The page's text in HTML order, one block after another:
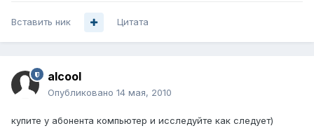
Вставить ник Цитата
alcool
Опубликовано 14 мая, 2010
купите у абонента компьютер и исследуйте как следует)